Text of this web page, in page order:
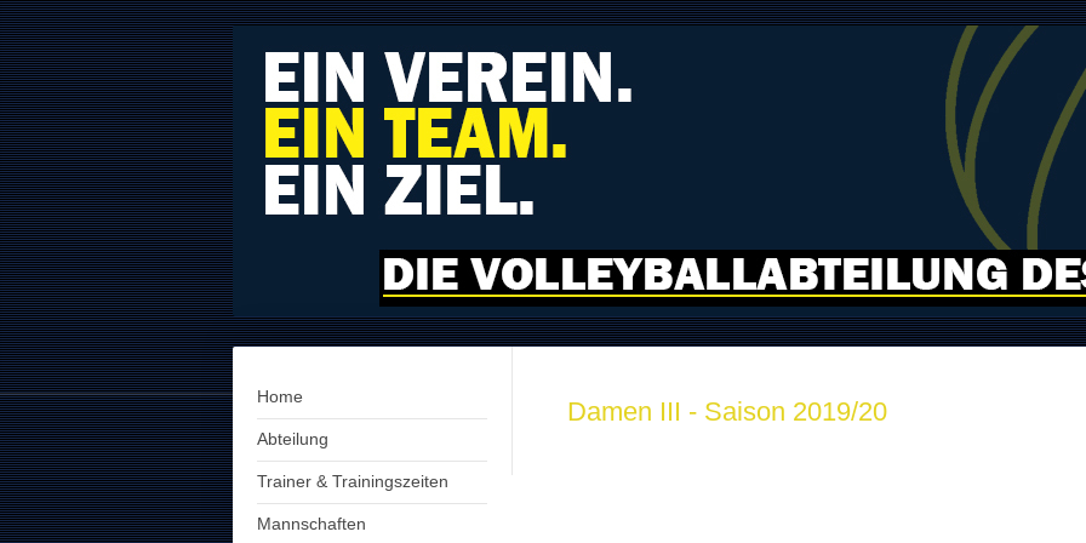
Home
Abteilung
Trainer & Trainingszeiten
Mannschaften
Damen III - Saison 2019/20